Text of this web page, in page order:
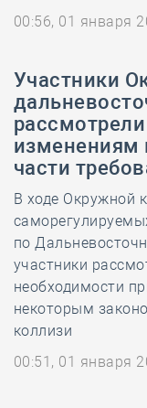
00:56, 01 января
​Участники
изменениям
части
В ходе Окружной
по
участники
необходимости
некоторым
коллизи
00:51, 01 января